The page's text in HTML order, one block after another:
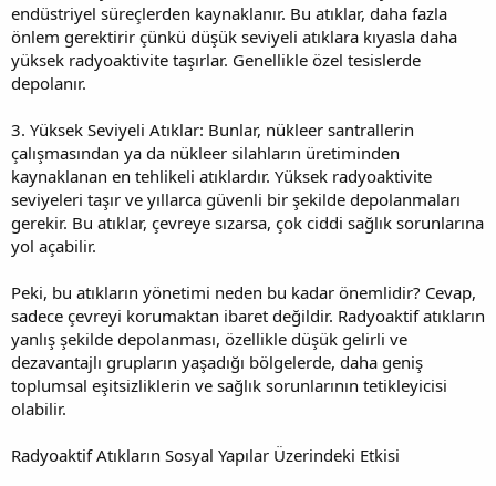
endüstriyel süreçlerden kaynaklanır. Bu atıklar, daha fazla
önlem gerektirir çünkü düşük seviyeli atıklara kıyasla daha
yüksek radyoaktivite taşırlar. Genellikle özel tesislerde
depolanır.
3. Yüksek Seviyeli Atıklar: Bunlar, nükleer santrallerin
çalışmasından ya da nükleer silahların üretiminden
kaynaklanan en tehlikeli atıklardır. Yüksek radyoaktivite
seviyeleri taşır ve yıllarca güvenli bir şekilde depolanmaları
gerekir. Bu atıklar, çevreye sızarsa, çok ciddi sağlık sorunlarına
yol açabilir.
Peki, bu atıkların yönetimi neden bu kadar önemlidir? Cevap,
sadece çevreyi korumaktan ibaret değildir. Radyoaktif atıkların
yanlış şekilde depolanması, özellikle düşük gelirli ve
dezavantajlı grupların yaşadığı bölgelerde, daha geniş
toplumsal eşitsizliklerin ve sağlık sorunlarının tetikleyicisi
olabilir.
Radyoaktif Atıkların Sosyal Yapılar Üzerindeki Etkisi